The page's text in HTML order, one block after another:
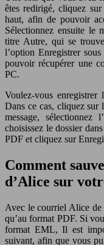
êtes redirigé, cliquez
haut, afin de pouvoir
Sélectionnez ensuite le
titre Autre, qui se
l’option Enregistrer
pouvoir récupérer une
PC.
Voulez-vous
Dans ce cas, cliquez sur
message, sélectionnez
choisissez le dossier
PDF et cliquez sur
Comment
d’Alice sur
Avec le courriel Alice
qu’au format PDF. Si
format EML, Il est
suivant, afin que vous